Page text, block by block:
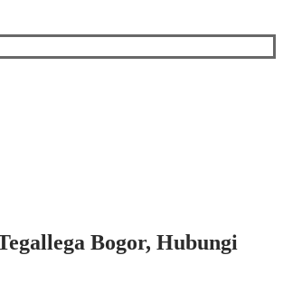
Bogor, Hubungi